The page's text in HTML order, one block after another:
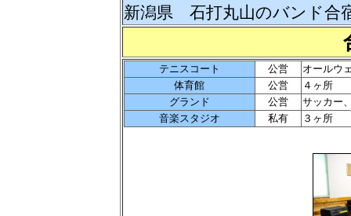
新潟県 石打丸山のバンド合
テニスコート 公営
オールウ
体育館
公営
４ヶ所
グランド
公営
サッカー
音楽スタジオ
私有 ３ヶ所